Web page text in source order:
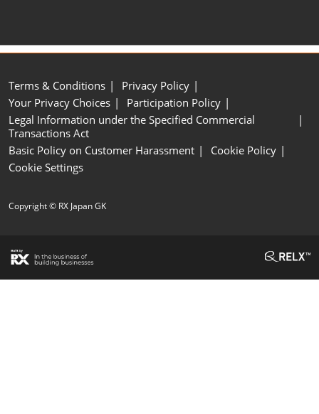
跳
至
内
容
页
Terms & Conditions
Privacy Policy
Your Privacy Choices
Participation Policy
Legal Information under the Specified Commercial
Transactions Act
Basic Policy on Customer Harassment
Cookie Policy
Cookie Settings
Copyright © RX Japan GK